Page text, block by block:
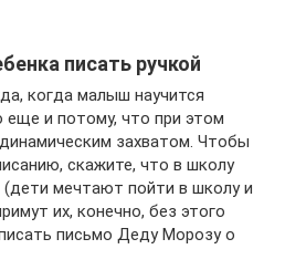
писать ручкой
когда малыш научится
еще и потому, что при этом
захватом. Чтобы
скажите, что в школу
(дети мечтают пойти в школу и
их, конечно, без этого
письмо Деду Морозу о